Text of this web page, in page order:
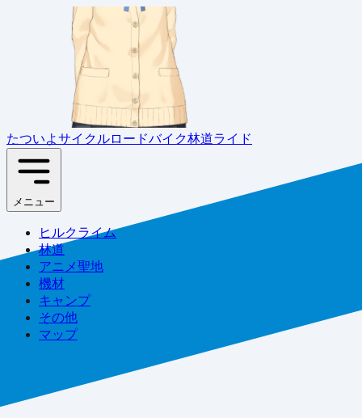
たついよサイクルロードバイク林道ライド
メニュー
ヒルクライム
林道
アニメ聖地
機材
キャンプ
その他
マップ